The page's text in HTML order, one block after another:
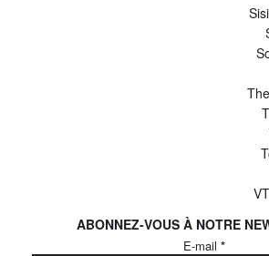
ABONNEZ-VOUS À NOTRE
E-mail *